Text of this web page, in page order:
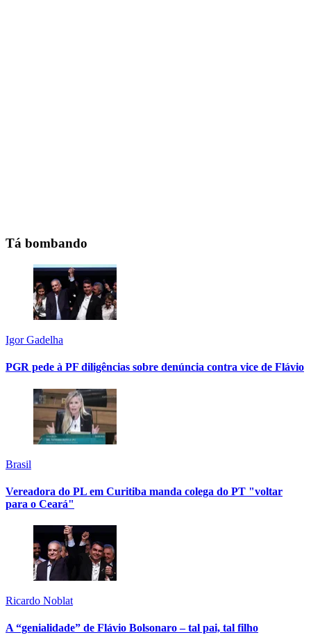
Tá bombando
Igor Gadelha
PGR pede à PF diligências sobre denúncia contra vice de Flávio
Brasil
Vereadora do PL em Curitiba manda colega do PT "voltar
para o Ceará"
Ricardo Noblat
A “genialidade” de Flávio Bolsonaro – tal pai, tal filho